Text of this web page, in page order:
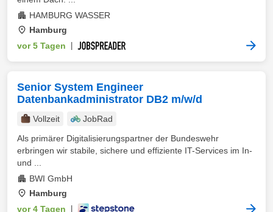
HAMBURG WASSER
Hamburg
vor 5 Tagen
Senior System Engineer
Datenbankadministrator DB2 m/w/d
Vollzeit
JobRad
Als primärer Digitalisierungspartner der Bundeswehr
erbringen wir stabile, sichere und effiziente IT-Services im In-
und ...
BWI GmbH
Hamburg
vor 4 Tagen